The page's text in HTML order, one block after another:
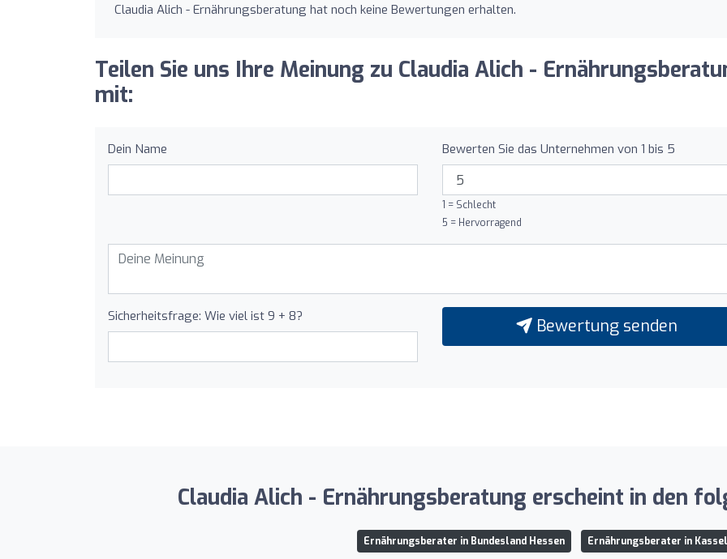
Claudia Alich - Ernährungsberatung hat noch keine Bewertungen erhalten.
Teilen Sie uns Ihre Meinung zu Claudia Alich -
mit:
Dein Name Bewerten Sie das Unternehmen von 1 bis 5
1 = Schlecht
5 = Hervorragend
Sicherheitsfrage: Wie viel ist 9 + 8? Bewertung senden
Claudia Alich - Ernährungsberatung erscheint in den
Ernährungsberater in Bundesland Hessen Ernährungsberater in Kassel